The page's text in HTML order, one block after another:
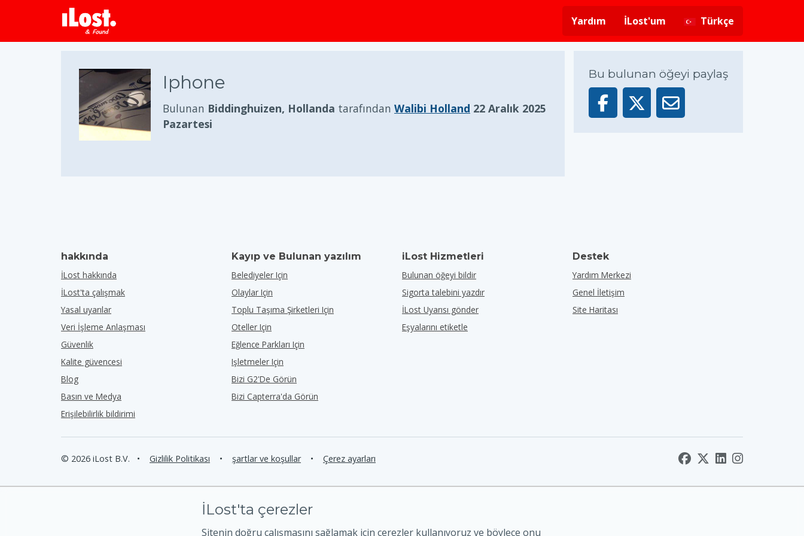
Yardım İLost'um Türkçe
Iphone
Bulunan Biddinghuizen, Hollanda tarafından Walibi Holland 22 Aralık 2025
Pazartesi
Bu bulunan öğeyi paylaş
hakkında
İLost hakkında
İLost'ta çalışmak
Yasal uyarılar
Veri İşleme Anlaşması
Güvenlik
Kalite güvencesi
Blog
Basın ve Medya
Erişilebilirlik bildirimi
Kayıp ve Bulunan yazılım
Belediyeler Için
Olaylar Için
Toplu Taşıma Şirketleri Için
Oteller Için
Eğlence Parkları Için
Işletmeler Için
Bizi G2'de Görün
Bizi Capterra'da Görün
iLost Hizmetleri
Bulunan öğeyi bildir
Sigorta talebini yazdır
İLost Uyarısı gönder
Eşyalarını etiketle
Destek
Yardım Merkezi
Genel İletişim
Site Haritası
© 2026 iLost B.V. • Gizlilik Politikası • şartlar ve koşullar • Çerez ayarları
İLost'ta çerezler
Sitenin doğru çalışmasını sağlamak için çerezler kullanıyoruz ve böylece onu